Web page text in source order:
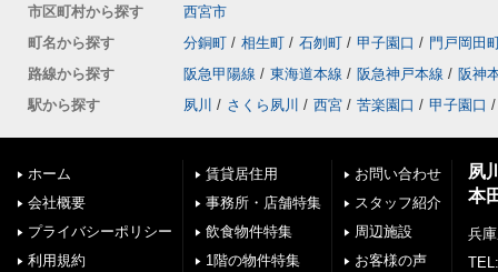
市区町村から探す
西宮市
町名から探す
分銅町 / 相生町 / 石刎町 / 甲子園口 / 門戸岡田
路線から探す
阪急甲陽線 / 東海道本線 / 阪急神戸本線 / 阪神
駅から探す
夙川 / さくら夙川 / 西宮 / 苦楽園口 / 甲子園口 /
ホーム
会社概要
プライバシーポリシー
利用規約
賃貸居住用
事務所・店舗特集
飲食物件特集
1階の物件特集
お問い合わせ
スタッフ紹介
周辺施設
お客様の声
夙
本
兵